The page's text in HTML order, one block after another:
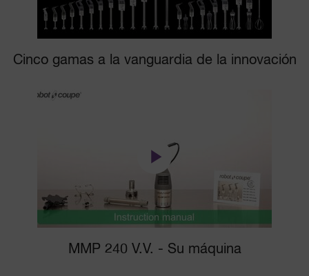
Cinco gamas a la vanguardia de la innovación
MMP 240 V.V. - Su máquina